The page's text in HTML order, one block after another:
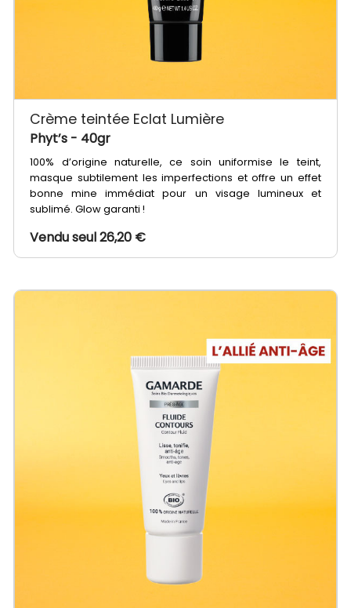
Crème teintée Eclat Lumière
Phyt’s - 40gr
100% d’origine naturelle, ce soin uniformise le teint,
masque subtilement les imperfections et offre un effet
bonne mine immédiat pour un visage lumineux et
sublimé. Glow garanti !
Vendu seul 26,20 €